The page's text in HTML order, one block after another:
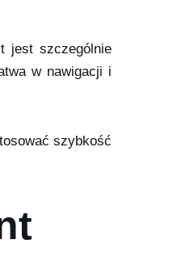
jest szczególnie
w nawigacji i
szybkość